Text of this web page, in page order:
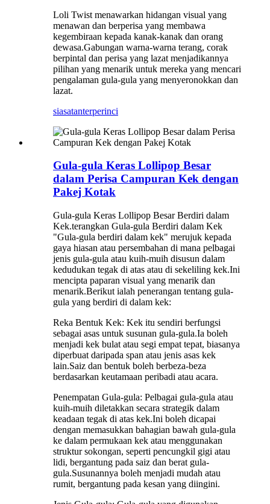
Loli Twist menawarkan hidangan visual yang
menawan dan berperisa yang membawa
kegembiraan kepada kanak-kanak dan orang
dewasa.Gabungan warna-warna terang, corak
berpintal dan perisa yang lazat menjadikannya
pilihan yang menarik untuk mereka yang mencari
pengalaman gula-gula yang menyeronokkan dan
lazat.
siasatanterperinci
Gula-gula Keras Lollipop Besar
dalam Perisa Campuran Kek dengan
Pakej Kotak
Gula-gula Keras Lollipop Besar Berdiri dalam
Kek.terangkan Gula-gula Berdiri dalam Kek
"Gula-gula berdiri dalam kek" merujuk kepada
gaya hiasan atau persembahan di mana pelbagai
jenis gula-gula atau kuih-muih disusun dalam
kedudukan tegak di atas atau di sekeliling kek.Ini
mencipta paparan visual yang menarik dan
menarik.Berikut ialah penerangan tentang gula-
gula yang berdiri di dalam kek:
Reka Bentuk Kek: Kek itu sendiri berfungsi
sebagai asas untuk susunan gula-gula.Ia boleh
menjadi kek bulat atau segi empat tepat, biasanya
diperbuat daripada span atau jenis asas kek
lain.Saiz dan bentuk boleh berbeza-beza
berdasarkan keutamaan peribadi atau acara.
Penempatan Gula-gula: Pelbagai gula-gula atau
kuih-muih diletakkan secara strategik dalam
keadaan tegak di atas kek.Ini boleh dicapai
dengan memasukkan bahagian bawah gula-gula
ke dalam permukaan kek atau menggunakan
struktur sokongan, seperti pencungkil gigi atau
lidi, bergantung pada saiz dan berat gula-
gula.Susunannya boleh menjadi mudah atau
rumit, bergantung pada kesan yang diingini.